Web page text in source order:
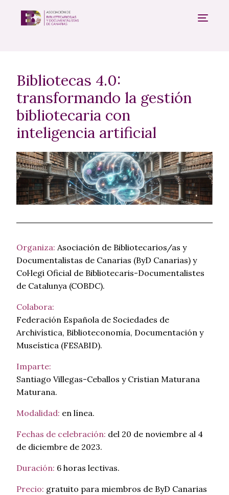
Bibliotecas 4.0:
transformando la gestión
bibliotecaria con
inteligencia artificial
Organiza: Asociación de Bibliotecarios/as y
Documentalistas de Canarias (ByD Canarias) y
Col·legi Oficial de Bibliotecaris-Documentalistes
de Catalunya (COBDC).
Colabora:
Federación Española de Sociedades de
Archivística, Biblioteconomía, Documentación y
Museística (FESABID).
Imparte:
Santiago Villegas-Ceballos y Cristian Maturana
Maturana.
Modalidad: en línea.
Fechas de celebración: del 20 de noviembre al 4
de diciembre de 2023.
Duración: 6 horas lectivas.
Precio: gratuito para miembros de ByD Canarias